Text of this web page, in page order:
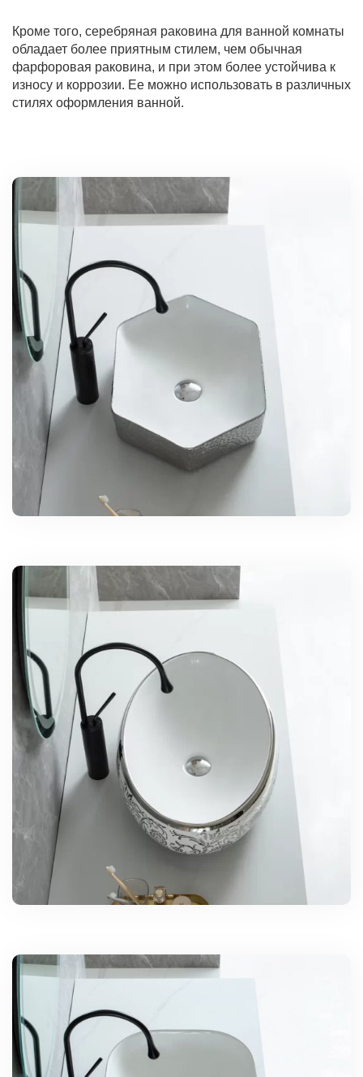
Кроме того, серебряная раковина для ванной комнаты
обладает более приятным стилем, чем обычная
фарфоровая раковина, и при этом более устойчива к
износу и коррозии. Ее можно использовать в различных
стилях оформления ванной.